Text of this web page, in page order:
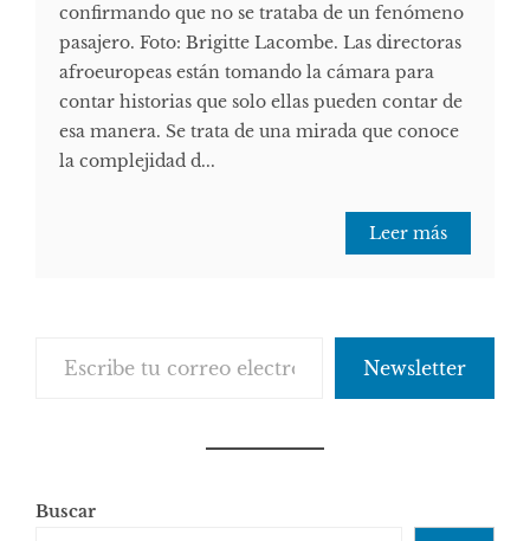
confirmando que no se trataba de un fenómeno
pasajero. Foto: Brigitte Lacombe. Las directoras
afroeuropeas están tomando la cámara para
contar historias que solo ellas pueden contar de
esa manera. Se trata de una mirada que conoce
la complejidad d...
Leer más
Newsletter
Buscar